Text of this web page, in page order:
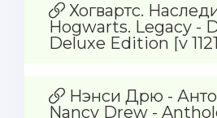
Хогвартс.
Hogwarts. Legacy -
Deluxe Edition [v
Нэнси Дрю -
Nancy Drew -